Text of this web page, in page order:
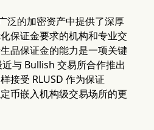
泛的加密资产中提供了深厚
保证金要求的机构和专业交
品保证金的能力是一项关键
与 Bullish 交易所合作推出
接受 RLUSD 作为保证
币嵌入机构级交易场所的更